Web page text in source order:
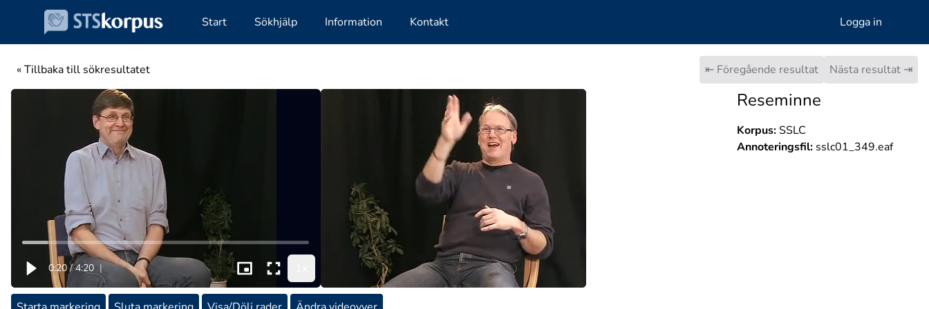
Start Sökhjälp Information Kontakt Logga in
« Tillbaka till sökresultatet ⇤ Föregående resultat Nästa resultat ⇥
0:20 / 4:20 |
Reseminne
Korpus:SSLC
Annoteringsfil:sslc01_349.eaf